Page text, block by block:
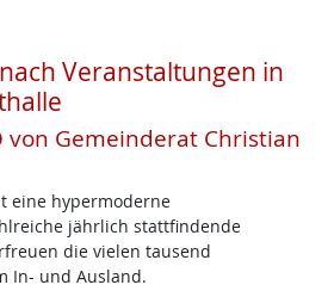
Veranstaltungen in
von Gemeinderat Christian
eine hypermoderne
jährlich stattfindende
die vielen tausend
In- und Ausland.